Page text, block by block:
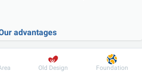
advantages
For patient
Old Design Foundation